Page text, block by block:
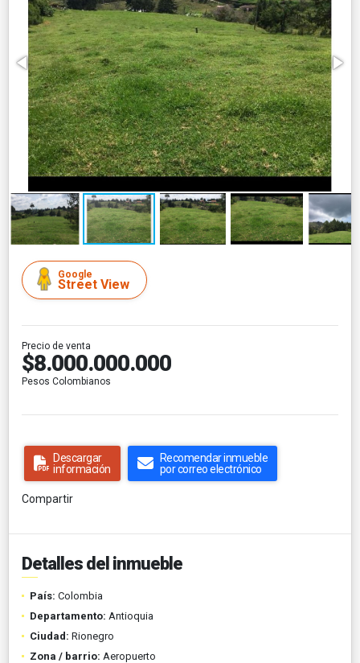
Google
Street View
Precio de venta
$8.000.000.000
Pesos Colombianos
Descargar
información
Recomendar inmueble
por correo electrónico
Compartir
Detalles del inmueble
País: Colombia
Departamento: Antioquia
Ciudad: Rionegro
Zona / barrio: Aeropuerto